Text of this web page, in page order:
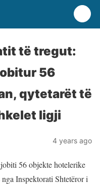
të tregut:
56
qytetarët të
ligji
4 years ago
56 objekte hotelerike
Inspektorati Shtetëror i